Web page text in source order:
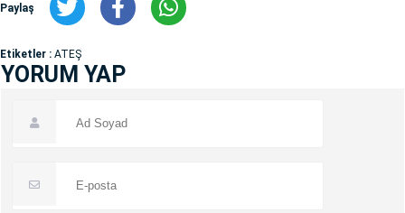
Paylaş
Etiketler : ATEŞ
YORUM YAP